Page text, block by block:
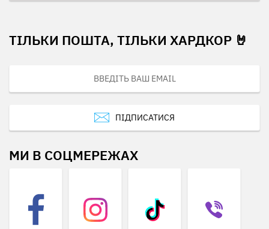
ТІЛЬКИ ПОШТА, ТІЛЬКИ ХАРДКОР 🤘
ПІДПИСАТИСЯ
МИ В СОЦМЕРЕЖАХ